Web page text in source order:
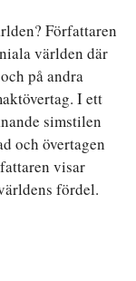
Författaren
världen där
på andra
I ett
simstilen
och övertagen
visar
fördel.